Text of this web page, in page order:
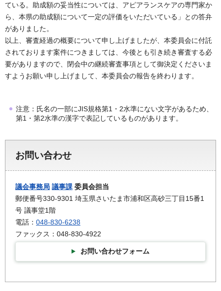
ている。助成額の妥当性については、アピアランスケアの専門家か
ら、本県の助成額について一定の評価をいただいている」との答弁
がありました。
以上、審査経過の概要について申し上げましたが、本委員会に付託
されております案件につきましては、今後とも引き続き審査する必
要がありますので、閉会中の継続審査事項として御決定くださいま
すようお願い申し上げまして、本委員会の報告を終わります。
注意：氏名の一部にJIS規格第1・2水準にない文字があるため、
第1・第2水準の漢字で表記しているものがあります。
お問い合わせ
議会事務局 議事課 委員会担当
郵便番号330-9301 埼玉県さいたま市浦和区高砂三丁目15番1
号 議事堂1階
電話： 048-830-6238
ファックス：048-830-4922
お問い合わせフォーム